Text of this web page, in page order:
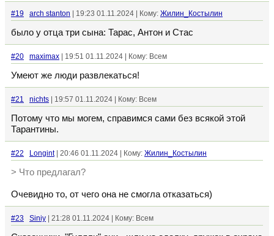
#19 arch stanton | 19:23 01.11.2024 | Кому: Жилин_Костылин
было у отца три сына: Тарас, Антон и Стас
#20 maximax | 19:51 01.11.2024 | Кому: Всем
Умеют же люди развлекаться!
#21 nichts | 19:57 01.11.2024 | Кому: Всем
Потому что мы могем, справимся сами без всякой этой
Тарантины.
#22 Longint| 20:46 01.11.2024 | Кому: Жилин_Костылин
> Что предлагал?
Очевидно то, от чего она не смогла отказаться)
#23 Siniy | 21:28 01.11.2024 | Кому: Всем